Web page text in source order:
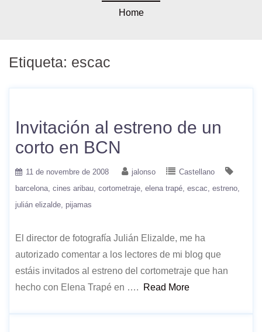
Home
Etiqueta: escac
Invitación al estreno de un
corto en BCN
11 de novembre de 2008 jalonso
Castellano
barcelona cines aribau cortometraje elena trapé escac estreno
julián elizalde pijamas
El director de fotografía Julián Elizalde, me ha
autorizado comentar a los lectores de mi blog que
estáis invitados al estreno del cortometraje que han
hecho con Elena Trapé en ….
Read More